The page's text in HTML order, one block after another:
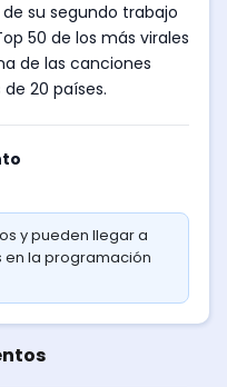
su segundo trabajo
50 de los más virales
de las canciones
20 países.
y pueden llegar a
la programación